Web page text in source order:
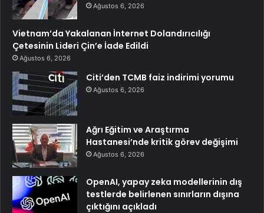
Ağustos 6, 2026
Vietnam’da Yakalanan İnternet Dolandırıcılığı
Çetesinin Lideri Çin’e İade Edildi
Ağustos 6, 2026
Citi’den TCMB faiz indirimi yorumu
Ağustos 6, 2026
Ağrı Eğitim ve Araştırma
Hastanesi’nde kritik görev değişimi
Ağustos 6, 2026
OpenAI, yapay zeka modellerinin dış
testlerde belirlenen sınırların dışına
çıktığını açıkladı